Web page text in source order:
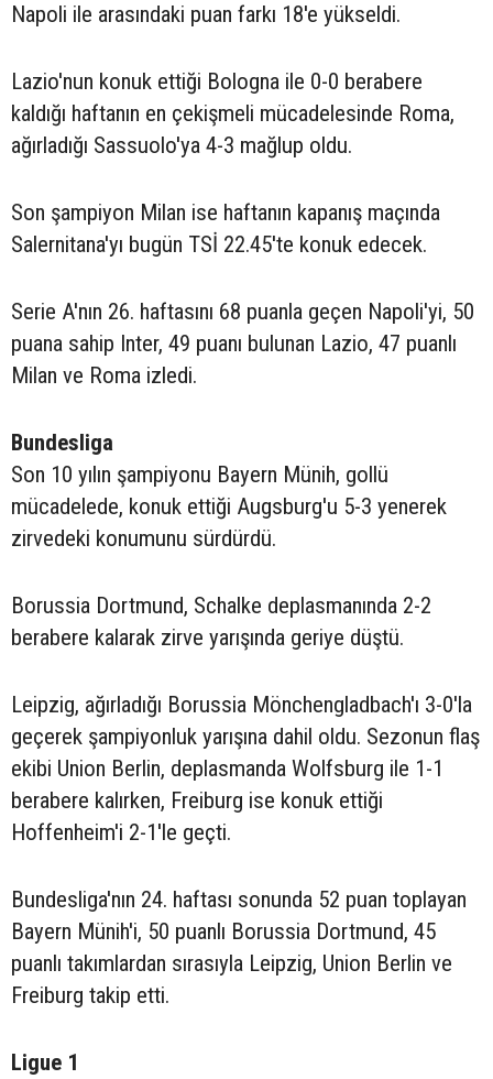
Napoli ile arasındaki puan farkı 18'e yükseldi.
Lazio'nun konuk ettiği Bologna ile 0-0 berabere
kaldığı haftanın en çekişmeli mücadelesinde Roma,
ağırladığı Sassuolo'ya 4-3 mağlup oldu.
Son şampiyon Milan ise haftanın kapanış maçında
Salernitana'yı bugün TSİ 22.45'te konuk edecek.
Serie A'nın 26. haftasını 68 puanla geçen Napoli'yi, 50
puana sahip Inter, 49 puanı bulunan Lazio, 47 puanlı
Milan ve Roma izledi.
Bundesliga
Son 10 yılın şampiyonu Bayern Münih, gollü
mücadelede, konuk ettiği Augsburg'u 5-3 yenerek
zirvedeki konumunu sürdürdü.
Borussia Dortmund, Schalke deplasmanında 2-2
berabere kalarak zirve yarışında geriye düştü.
Leipzig, ağırladığı Borussia Mönchengladbach'ı 3-0'la
geçerek şampiyonluk yarışına dahil oldu. Sezonun flaş
ekibi Union Berlin, deplasmanda Wolfsburg ile 1-1
berabere kalırken, Freiburg ise konuk ettiği
Hoffenheim'i 2-1'le geçti.
Bundesliga'nın 24. haftası sonunda 52 puan toplayan
Bayern Münih'i, 50 puanlı Borussia Dortmund, 45
puanlı takımlardan sırasıyla Leipzig, Union Berlin ve
Freiburg takip etti.
Ligue 1